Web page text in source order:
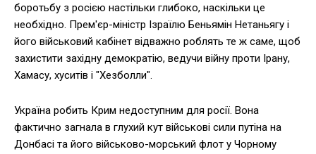
боротьбу з росією настільки глибоко, наскільки це
необхідно. Прем'єр-міністр Ізраїлю Беньямін Нетаньягу і
його військовий кабінет відважно роблять те ж саме, щоб
захистити західну демократію, ведучи війну проти Ірану,
Хамасу, хуситів і "Хезболли".
Україна робить Крим недоступним для росії. Вона
фактично загнала в глухий кут військові сили путіна на
Донбасі та його військово-морський флот у Чорному